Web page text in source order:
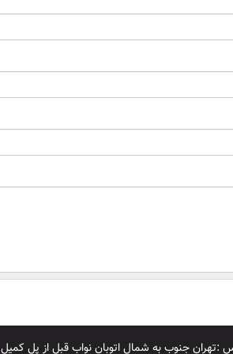
:تهران جنوب به شمال اتوبان نواب قبل از پل کمیل